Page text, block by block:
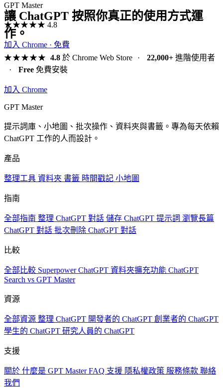
GPT Master
★★★★★ 4.8
加入 Chrome · 免費
讓 ChatGPT 按照你真正的使用方式運
作。
★★★★★ 4.8於 Chrome Web Store · 22,000+進階使用者
·
Free 免費安裝
加入 Chrome
GPT Master
提示詞庫、小地圖、批次操作、資料夾與書籤。專為每天依賴
ChatGPT 工作的人而設計。
產品
整理工具 資料夾 書籤 時間戳記 小地圖
指南
全部指南 整理 ChatGPT 對話 儲存 ChatGPT 提示詞 瀏覽長篇
ChatGPT 對話 批次刪除 ChatGPT 對話
比較
全部比較 Superpower ChatGPT 資料夾擴充功能 ChatGPT
Search vs GPT Master
資源
全部資源 整理 ChatGPT 開發者的 ChatGPT 創業者的 ChatGPT
學生的 ChatGPT 研究人員的 ChatGPT
支援
關於 什麼是 GPT MasterFAQ 支援 隱私權政策 服務條款 聯絡
我們